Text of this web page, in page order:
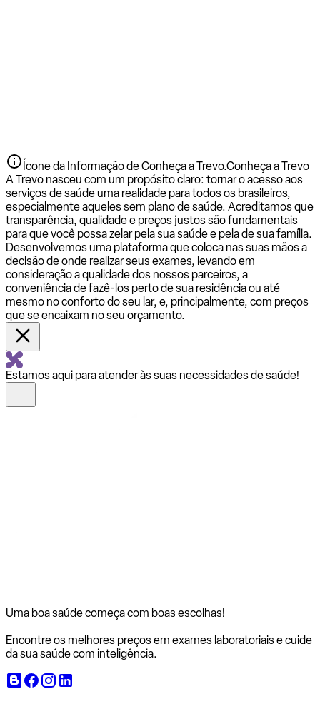
Ícone da Informação de Conheça a Trevo.Conheça a Trevo
A Trevo nasceu com um propósito claro: tornar o acesso aos
serviços de saúde uma realidade para todos os brasileiros,
especialmente aqueles sem plano de saúde. Acreditamos que
transparência, qualidade e preços justos são fundamentais
para que você possa zelar pela sua saúde e pela de sua família.
Desenvolvemos uma plataforma que coloca nas suas mãos a
decisão de onde realizar seus exames, levando em
consideração a qualidade dos nossos parceiros, a
conveniência de fazê-los perto de sua residência ou até
mesmo no conforto do seu lar, e, principalmente, com preços
que se encaixam no seu orçamento.
Estamos aqui para atender às suas necessidades de saúde!
Uma boa saúde começa com boas escolhas!
Encontre os melhores preços em exames laboratoriais e cuide
da sua saúde com inteligência.